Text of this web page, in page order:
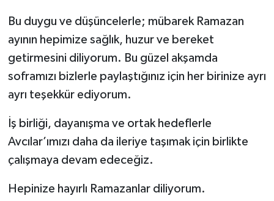
Bu duygu ve düşüncelerle; mübarek Ramazan
ayının hepimize sağlık, huzur ve bereket
getirmesini diliyorum. Bu güzel akşamda
soframızı bizlerle paylaştığınız için her birinize ayrı
ayrı teşekkür ediyorum.
İş birliği, dayanışma ve ortak hedeflerle
Avcılar’ımızı daha da ileriye taşımak için birlikte
çalışmaya devam edeceğiz.
Hepinize hayırlı Ramazanlar diliyorum.